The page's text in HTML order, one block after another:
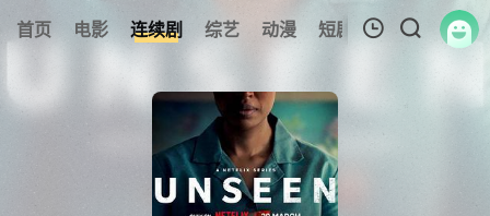
首页 电影 连续剧 综艺 动漫 短剧大全 纪录片